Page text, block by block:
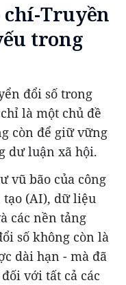
chí-Truyền
trong
đổi số trong
là một chủ đề
còn để giữ vững
dư luận xã hội.
vũ bão của công
(AI), dữ liệu
các nền tảng
số không còn là
dài hạn - mà đã
với tất cả các